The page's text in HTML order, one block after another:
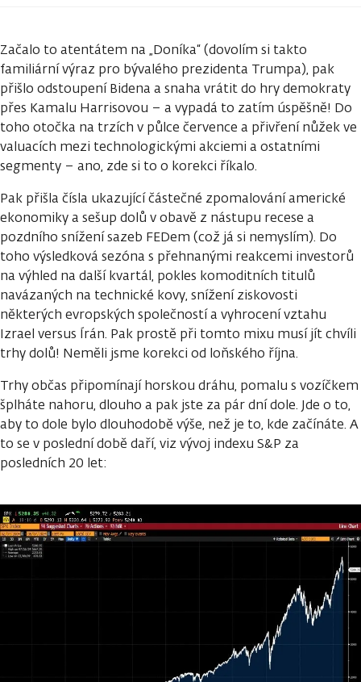
Začalo to atentátem na „Doníka“ (dovolím si takto
familiární výraz pro bývalého prezidenta Trumpa), pak
přišlo odstoupení Bidena a snaha vrátit do hry demokraty
přes Kamalu Harrisovou – a vypadá to zatím úspěšně! Do
toho otočka na trzích v půlce července a přivření nůžek ve
valuacích mezi technologickými akciemi a ostatními
segmenty – ano, zde si to o korekci říkalo.
Pak přišla čísla ukazující částečné zpomalování americké
ekonomiky a sešup dolů v obavě z nástupu recese a
pozdního snížení sazeb FEDem (což já si nemyslím). Do
toho výsledková sezóna s přehnanými reakcemi investorů
na výhled na další kvartál, pokles komoditních titulů
navázaných na technické kovy, snížení ziskovosti
některých evropských společností a vyhrocení vztahu
Izrael versus Írán. Pak prostě při tomto mixu musí jít chvíli
trhy dolů! Neměli jsme korekci od loňského října.
Trhy občas připomínají horskou dráhu, pomalu s vozíčkem
šplháte nahoru, dlouho a pak jste za pár dní dole. Jde o to,
aby to dole bylo dlouhodobě výše, než je to, kde začínáte. A
to se v poslední době daří, viz vývoj indexu S&P za
posledních 20 let: